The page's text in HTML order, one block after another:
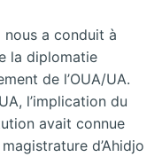
a conduit à
la diplomatie
de l’OUA/UA.
l’implication du
avait connue
d’Ahidjo